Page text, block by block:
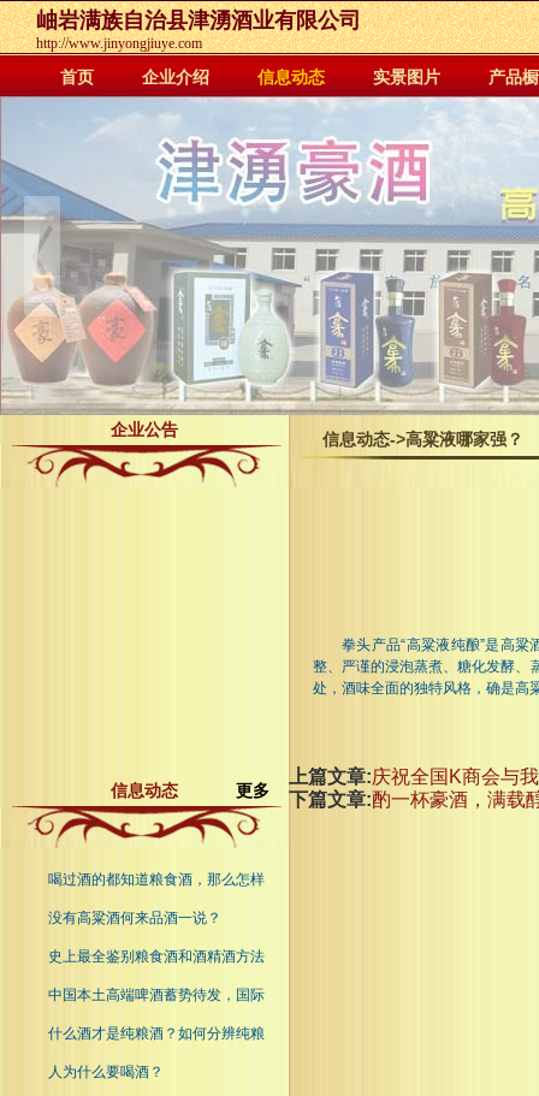
岫岩满族自治县津湧酒业有限公司
http://www.jinyongjiuye.com
首页 企业介绍 信息动态 实景图片 产品
企业公告
更多
信息动态
喝过酒的都知道粮食酒，那么怎样
没有高粱酒何来品酒一说？
史上最全鉴别粮食酒和酒精酒方法
中国本土高端啤酒蓄势待发，国际
什么酒才是纯粮酒？如何分辨纯粮
人为什么要喝酒？
信息动态->高粱液哪家强？
拳头产品“高粱液纯酿”是高
整、严谨的浸泡蒸煮、糖化发酵、
处，酒味全面的独特风格，确是高
上篇文章:庆祝全国K商会与
下篇文章:酌一杯豪酒，满载